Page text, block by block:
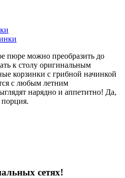
пюре можно преобразить до
к столу оригинальным
корзинки с грибной начинкой
с любым летним
нарядно и аппетитно! Да,
порция.
сетях!